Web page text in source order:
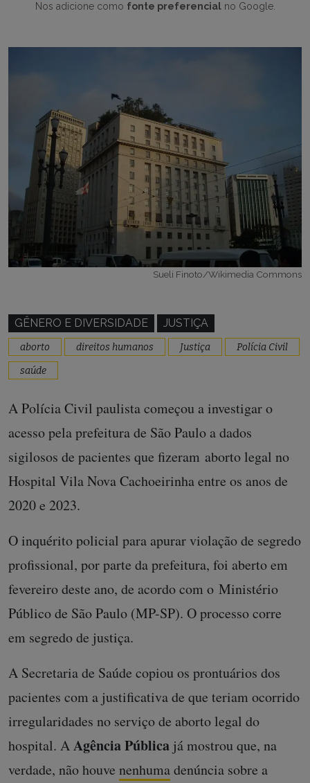
Nos adicione como fonte preferencialno Google.
Sueli Finoto/Wikimedia Commons
GÊNERO E DIVERSIDADE JUSTIÇA
aborto direitos humanos Justiça
Polícia Civil
saúde
A Polícia Civil paulista começou a investigar o
acesso pela prefeitura de São Paulo a dados
sigilosos de pacientes que fizeram aborto legal no
Hospital Vila Nova Cachoeirinha entre os anos de
2020 e 2023.
O inquérito policial para apurar violação de segredo
profissional, por parte da prefeitura, foi aberto em
fevereiro deste ano, de acordo com o Ministério
Público de São Paulo (MP-SP). O processo corre
em segredo de justiça.
A Secretaria de Saúde copiou os prontuários dos
pacientes com a justificativa de que teriam ocorrido
irregularidades no serviço de aborto legal do
hospital. AAgência Pública já mostrou que, na
verdade, não houve nenhumadenúncia sobre a